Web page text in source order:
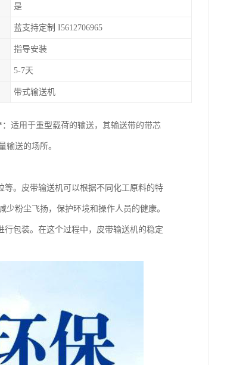
是
蓝支持定制 I5612706965
指导安装
5-7天
带式输送机
适用于重型载荷的输送，其输送带的带芯
输送的场所。
。皮带输送机可以根据不同化工原料的特
粉尘飞扬，保护环境和操作人员的健康。
包装。在这个过程中，皮带输送机的稳定